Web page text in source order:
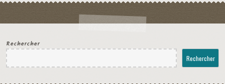
Rechercher
Rechercher